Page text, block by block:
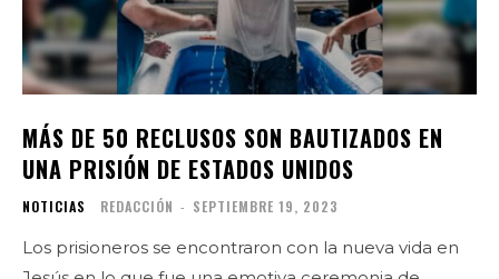
MÁS DE 50 RECLUSOS SON BAUTIZADOS EN
UNA PRISIÓN DE ESTADOS UNIDOS
NOTICIAS REDACCIÓN - SEPTIEMBRE 19, 2023
Los prisioneros se encontraron con la nueva vida en